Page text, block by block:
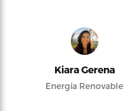
Kiara Gerena
Energía Renovable